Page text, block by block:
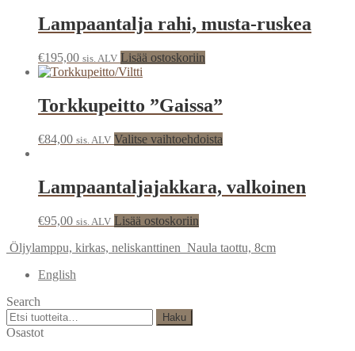
Lampaantalja rahi, musta-ruskea
€195,00 sis. ALV Lisää ostoskoriin
Torkkupeitto ”Gaissa”
€84,00 sis. ALV Valitse vaihtoehdoista
Lampaantaljajakkara, valkoinen
€95,00 sis. ALV Lisää ostoskoriin
Öljylamppu, kirkas, neliskanttinen Naula taottu, 8cm
English
Search
Etsi:
Haku
Osastot